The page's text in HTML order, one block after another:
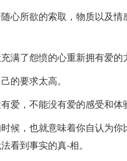
心所欲的索取，物质以及
满了怨愤的心重新拥有爱的
的要求太高。
爱，不能没有爱的感受和体
候，也就意味着你自认为
看到事实的真-相。